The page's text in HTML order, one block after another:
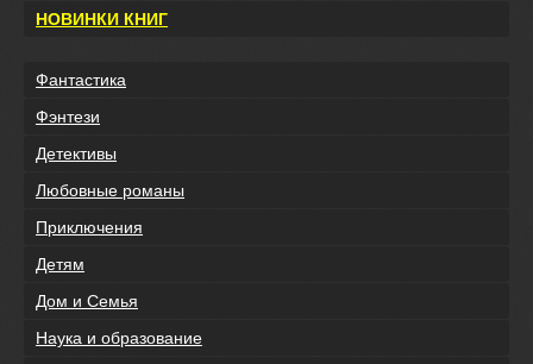
НОВИНКИ КНИГ
Фантастика
Фэнтези
Детективы
Любовные романы
Приключения
Детям
Дом и Семья
Наука и образование